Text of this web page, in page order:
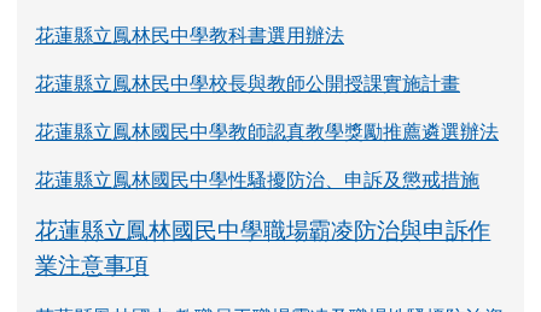
花蓮縣立鳳林民中學教科書選用辦法
花蓮縣立鳳林民中學校長與教師公開授課實施計畫
花蓮縣立鳳林國民中學教師認真教學獎勵推薦遴選辦法
花蓮縣立鳳林國民中學性騷擾防治、申訴及懲戒措施
花蓮縣立鳳林國民中學職場霸凌防治與申訴作
業注意事項